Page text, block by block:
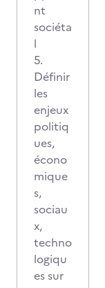
nt
sociéta
l
5.
Définir
les
enjeux
politiq
ues,
écono
mique
s,
sociau
x,
techno
logiqu
es sur